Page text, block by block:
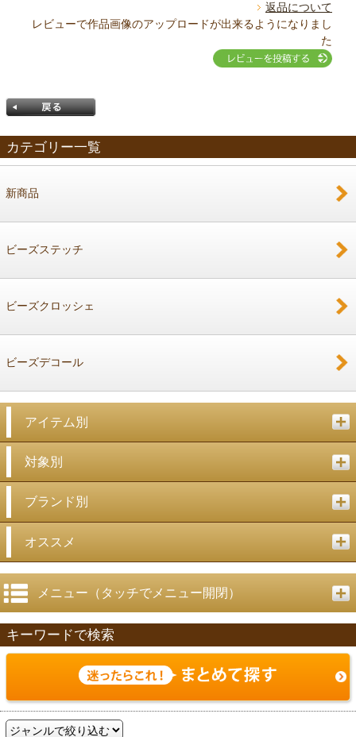
返品について
レビューで作品画像のアップロードが出来るようになりまし
た
カテゴリー一覧
新商品
ビーズステッチ
ビーズクロッシェ
ビーズデコール
アイテム別
対象別
ブランド別
オススメ
メニュー（タッチでメニュー開閉）
キーワードで検索